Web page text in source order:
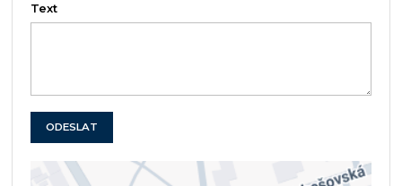
Text
ODESLAT